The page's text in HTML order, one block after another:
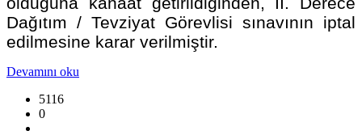
Dağıtım / Tevziyat Görevlisi sınavının iptal
edilmesine karar verilmiştir.
Devamını oku
5116
0